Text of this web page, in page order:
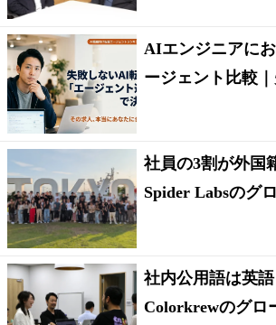
AIエンジニアに
ージェント比較
社員の3割が外国
Spider Labsのグ
社内公用語は英
Colorkrewのグロ